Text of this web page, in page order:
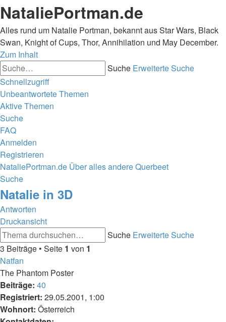
NataliePortman.de
Alles rund um Natalie Portman, bekannt aus Star Wars, Black
Swan, Knight of Cups, Thor, Annihilation und May December.
Zum Inhalt
Suche Erweiterte Suche
Schnellzugriff
Unbeantwortete Themen
Aktive Themen
Suche
FAQ
Anmelden
Registrieren
NataliePortman.de Über alles andereQuerbeet
Suche
Natalie in 3D
Antworten
Druckansicht
Suche Erweiterte Suche
3 Beiträge • Seite 1 von 1
Natfan
The Phantom Poster
Beiträge: 40
Registriert: 29.05.2001, 1:00
Wohnort: Österreich